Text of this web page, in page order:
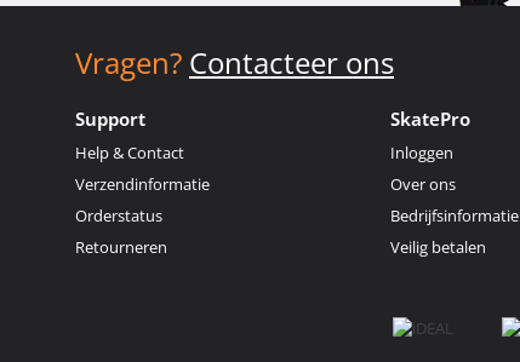
Vragen? Contacteer ons
Support
Help & Contact
Verzendinformatie
Orderstatus
Retourneren
SkatePro
Inloggen
Over ons
Bedrijfsinformatie
Veilig betalen